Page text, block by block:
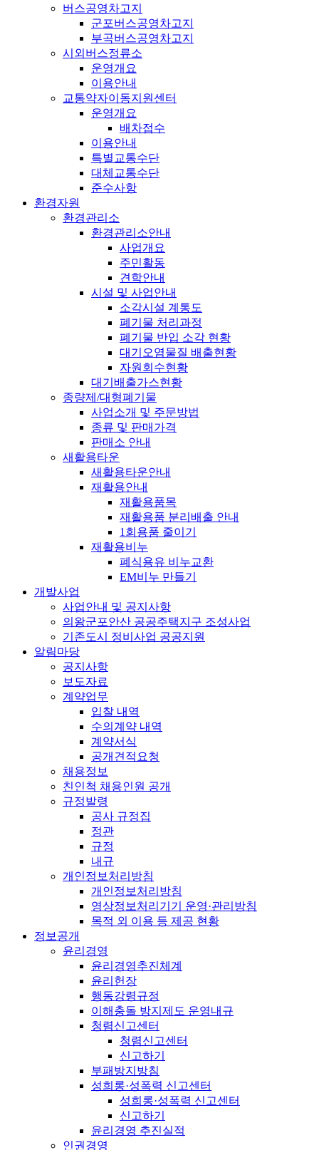
버스공영차고지
군포버스공영차고지
부곡버스공영차고지
시외버스정류소
운영개요
이용안내
교통약자이동지원센터
운영개요
배차접수
이용안내
특별교통수단
대체교통수단
준수사항
환경자원
환경관리소
환경관리소안내
사업개요
주민활동
견학안내
시설 및 사업안내
소각시설 계통도
폐기물 처리과정
폐기물 반입 소각 현황
대기오염물질 배출현황
자원회수현황
대기배출가스현황
종량제/대형폐기물
사업소개 및 주문방법
종류 및 판매가격
판매소 안내
새활용타운
새활용타운안내
재활용안내
재활용품목
재활용품 분리배출 안내
1회용품 줄이기
재활용비누
폐식용유 비누교환
EM비누 만들기
개발사업
사업안내 및 공지사항
의왕군포안산 공공주택지구 조성사업
기존도시 정비사업 공공지원
알림마당
공지사항
보도자료
계약업무
입찰 내역
수의계약 내역
계약서식
공개견적요청
채용정보
친인척 채용인원 공개
규정발령
공사 규정집
정관
규정
내규
개인정보처리방침
개인정보처리방침
영상정보처리기기 운영·관리방침
목적 외 이용 등 제공 현황
정보공개
윤리경영
윤리경영추진체계
윤리헌장
행동강령규정
이해충돌 방지제도 운영내규
청렴신고센터
청렴신고센터
신고하기
부패방지방침
성희롱·성폭력 신고센터
성희롱·성폭력 신고센터
신고하기
윤리경영 추진실적
인권경영